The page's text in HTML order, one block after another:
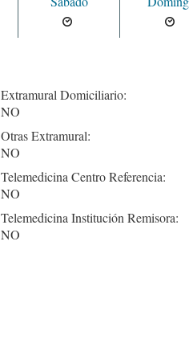
Extramural Domiciliario:
NO
Otras Extramural:
NO
Telemedicina Centro Referencia:
NO
Telemedicina Institución Remisora:
NO